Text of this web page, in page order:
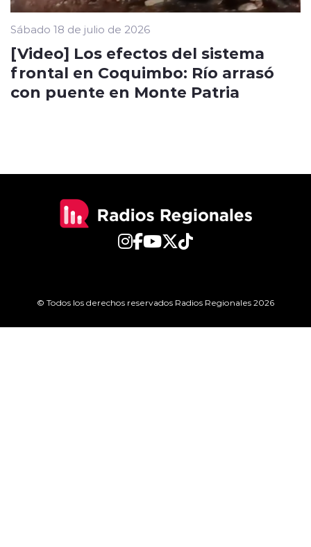
Sábado 18 de julio de 2026
[Video] Los efectos del sistema
frontal en Coquimbo: Río arrasó
con puente en Monte Patria
© Todos los derechos reservados Radios Regionales 2026